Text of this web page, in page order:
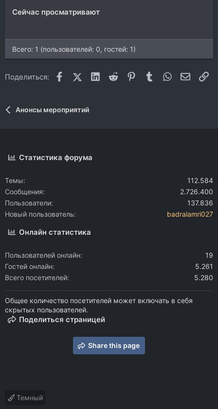
иСейчас просматривают
Всего: 1 (пользователей: 0, гостей: 1)
Поделиться: FacebookX (Twitter)
LinkedIn
Reddit Pinterest
Tumblr WhatsApp
Анонсы мероприятий
Статистика форума
Темы
112.584
Сообщения
2.726.400
Пользователи
137.836
Новый пользователь
badralamri027
Онлайн статистика
Пользователей онлайн
19
Гостей онлайн
5.261
Всего посетителей
5.280
Общее количество посетителей может включать в себя
скрытых пользователей.
Поделиться страницей
Share this page
Темный